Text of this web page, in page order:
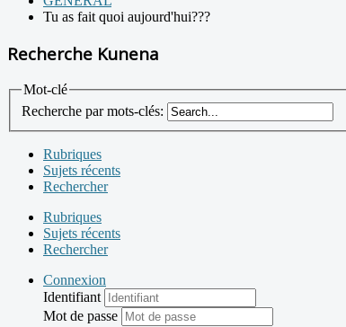
Tu as fait quoi aujourd'hui???
Recherche Kunena
Mot-clé
Recherche par mots-clés:
Rubriques
Sujets récents
Rechercher
Rubriques
Sujets récents
Rechercher
Connexion
Identifiant
Mot de passe